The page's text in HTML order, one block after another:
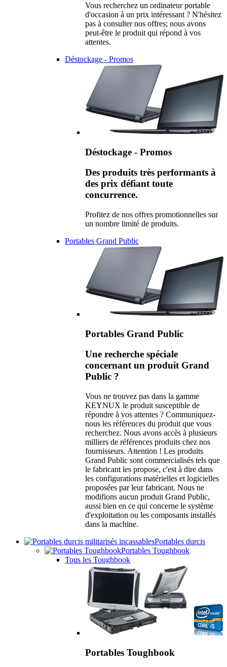
Vous recherchez un ordinateur portable
d'occasion à un prix intéressant ? N'hésitez
pas à consulter nos offres; nous avons
peut-être le produit qui répond à vos
attentes.
Déstockage - Promos
Déstockage - Promos
Des produits très performants à
des prix défiant toute
concurrence.
Profitez de nos offres promotionnelles sur
un nombre limité de produits.
Portables Grand Public
Portables Grand Public
Une recherche spéciale
concernant un produit Grand
Public ?
Vous ne trouvez pas dans la gamme
KEYNUX le produit susceptible de
répondre à vos attentes ? Communiquez-
nous les références du produit que vous
recherchez. Nous avons accès à plusieurs
milliers de références produits chez nos
fournisseurs. Attention ! Les produits
Grand Public sont commercialisés tels que
le fabricant les propose, c'est à dire dans
les configurations matérielles et logicielles
proposées par leur fabricant. Nous ne
modifions aucun produit Grand Public,
aussi bien en ce qui concerne le système
d'exploitation ou les composants installés
dans la machine.
Portables durcis
Portables Toughbook
Tous les Toughbook
Portables Toughbook